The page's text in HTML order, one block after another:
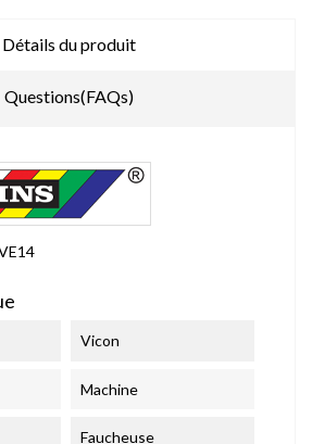
Détails du produit
Questions(FAQs)
Vicon
Machine
Faucheuse